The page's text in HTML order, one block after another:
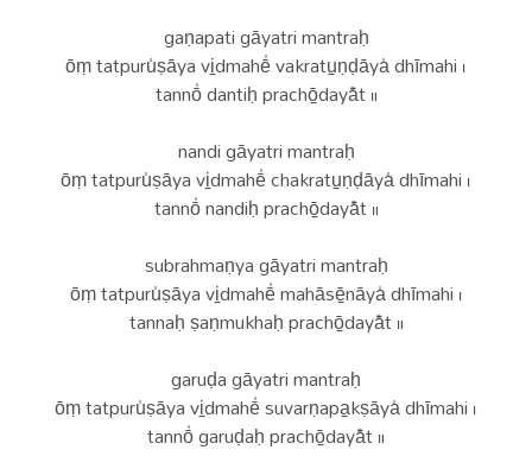
gaṇapati gāyatri mantraḥ
ōṃ tatpuru̍ṣāya vi̠dmahē̍ vakratu̠ṇḍāya̍ dhīmahi ।
tannō̍ dantiḥ prachō̠dayā̎t ॥
nandi gāyatri mantraḥ
ōṃ tatpuru̍ṣāya vi̠dmahē̍ chakratu̠ṇḍāya̍ dhīmahi ।
tannō̍ nandiḥ prachō̠dayā̎t ॥
subrahmaṇya gāyatri mantraḥ
ōṃ tatpuru̍ṣāya vi̠dmahē̍ mahāsē̠nāya̍ dhīmahi ।
tannaḥ ṣaṇmukhaḥ prachō̠dayā̎t ॥
garuḍa gāyatri mantraḥ
ōṃ tatpuru̍ṣāya vi̠dmahē̍ suvarṇapa̠kṣāya̍ dhīmahi ।
tannō̍ garuḍaḥ prachō̠dayā̎t ॥